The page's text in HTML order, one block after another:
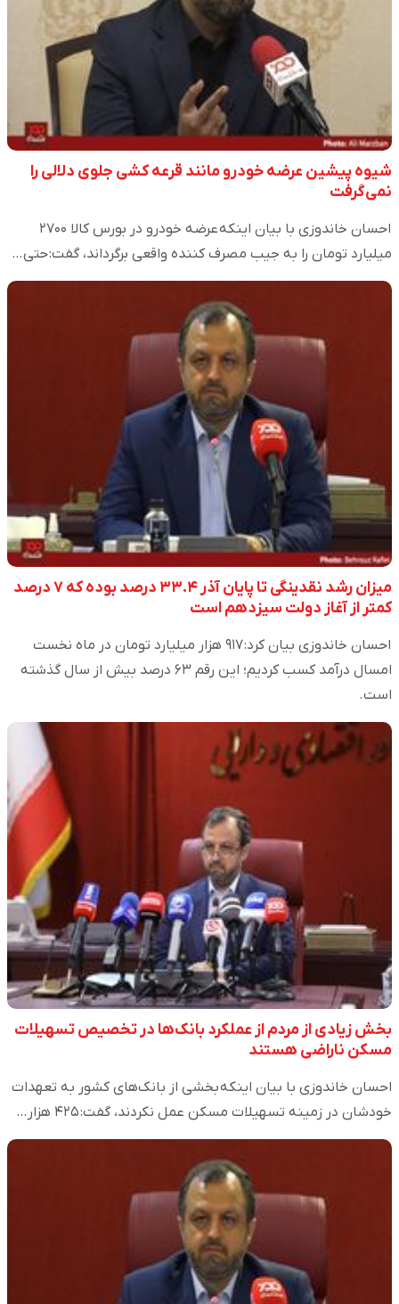
شیوه پیشین عرضه خودرو مانند قرعه کشی جلوی دلالی را
نمی‌گرفت
احسان خاندوزی با بیان اینکه عرضه خودرو در بورس کالا ۲۷۰۰
میلیارد تومان را به جیب مصرف کننده واقعی برگرداند، گفت: حتی…
میزان رشد نقدینگی تا پایان آذر ۳۳.۴ درصد بوده که ۷ درصد
کمتر از آغاز دولت سیزدهم است
احسان خاندوزی بیان کرد: ۹۱۷ هزار میلیارد تومان در ماه نخست
امسال درآمد کسب کردیم؛ این رقم ۶۳ درصد بیش از سال گذشته
است.
بخش زیادی از مردم از عملکرد بانک‌ها در تخصیص تسهیلات
مسکن ناراضی هستند
احسان خاندوزی با بیان اینکه بخشی از بانک‌های کشور به تعهدات
خودشان در زمینه تسهیلات مسکن عمل نکردند، گفت: ۴۲۵ هزار…